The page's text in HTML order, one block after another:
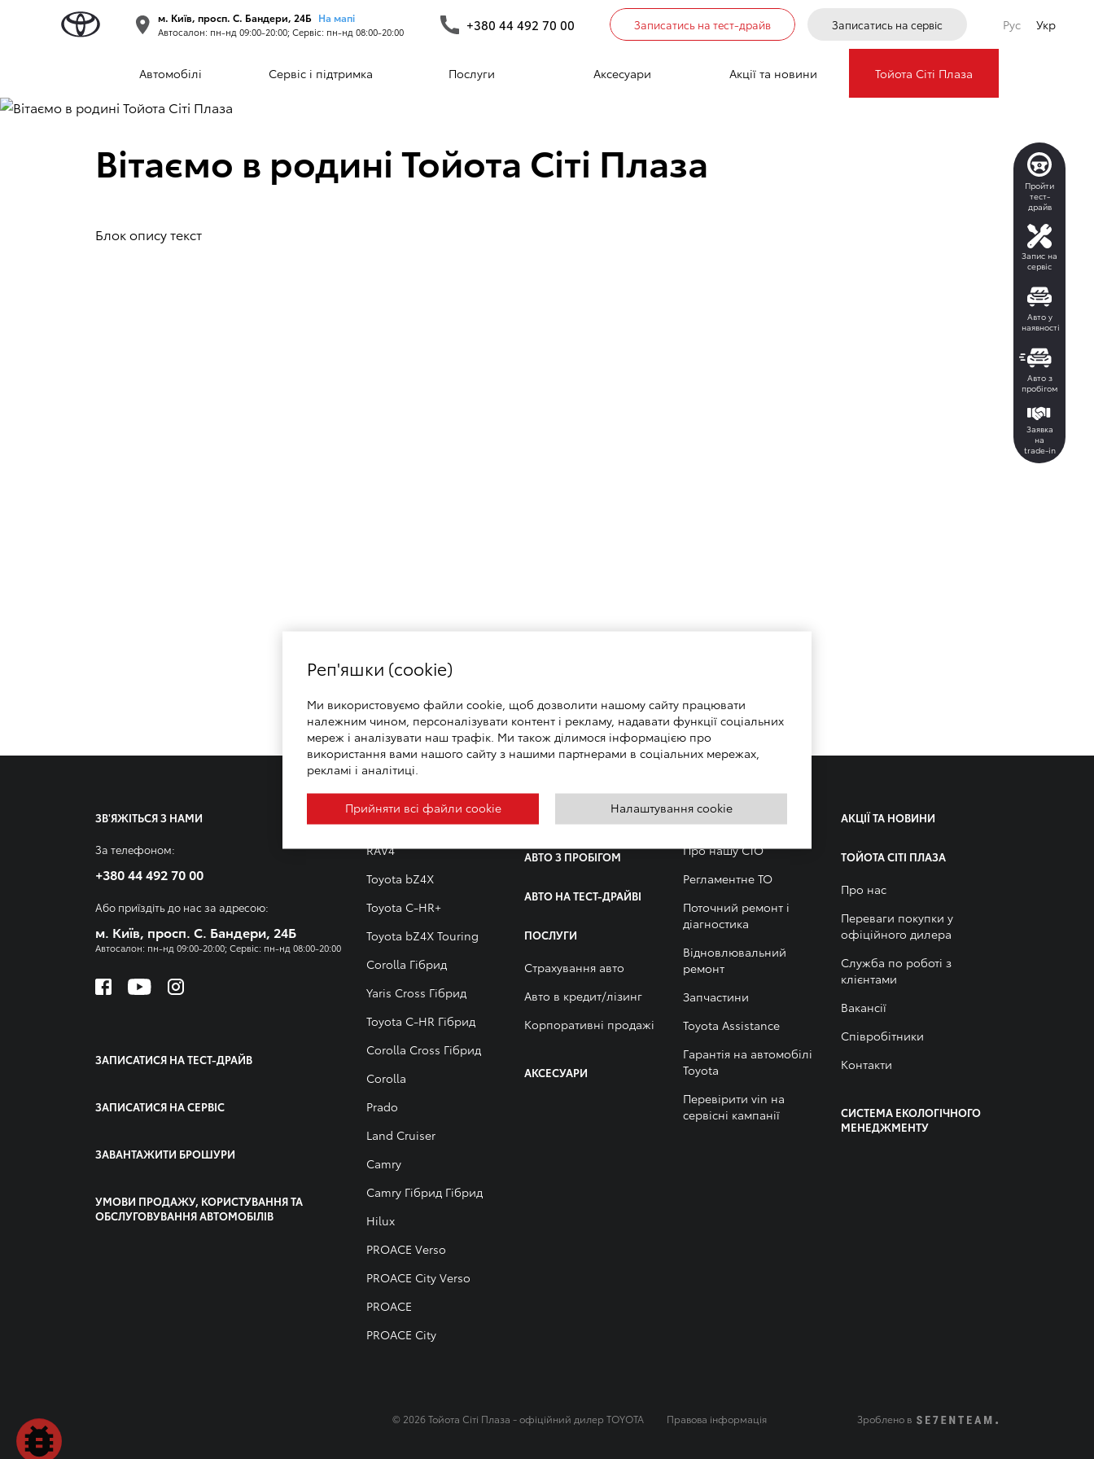
м. Київ, просп. С. Бандери, 24Б На мапі
Автосалон: пн-нд 09:00-20:00; Сервіс: пн-нд 08:00-20:00 +380 44 492 70 00 Записатись на тест-драйв Записатись на сервіс Рус Укр
Автомобілі Сервіс і підтримка Послуги Аксесуари Акції та новини Тойота Сіті Плаза
Пройти
тест-
драйв
Запис на
сервіс
Авто у
наявності
Авто з
пробігом
Заявка
на
trade-in
Вітаємо в родині Тойота Сіті Плаза
Блок опису текст
ЗВ'ЯЖІТЬСЯ З НАМИ
За телефоном:
+380 44 492 70 00
Або приїздіть до нас за адресою:
м. Київ, просп. С. Бандери, 24Б
Автосалон: пн-нд 09:00-20:00; Сервіс: пн-нд 08:00-20:00
ЗАПИСАТИСЯ НА ТЕСТ-ДРАЙВ
ЗАПИСАТИСЯ НА СЕРВІС
ЗАВАНТАЖИТИ БРОШУРИ
УМОВИ ПРОДАЖУ, КОРИСТУВАННЯ ТА
ОБСЛУГОВУВАННЯ АВТОМОБІЛІВ
МОДЕЛЬНИЙ РЯД
RAV4
Toyota bZ4X
Toyota C-HR+
Toyota bZ4X Touring
Corolla Гібрид
Yaris Cross Гібрид
Toyota C-HR Гібрид
Corolla Cross Гібрид
Corolla
Prado
Land Cruiser
Camry
Camry Гібрид Гібрид
Hilux
PROACE Verso
PROACE City Verso
PROACE
PROACE City
АВТО В НАЯВНОСТІ
АВТО З ПРОБІГОМ
АВТО НА ТЕСТ-ДРАЙВІ
ПОСЛУГИ
Страхування авто
Авто в кредит/лізинг
Корпоративні продажі
АКСЕСУАРИ
СЕРВІС І ПІДТРИМКА
Про нашу СТО
Регламентне ТО
Поточний ремонт і
діагностика
Відновлювальний
ремонт
Запчастини
Toyota Assistance
Гарантія на автомобілі
Тоyota
Перевірити vin на
сервісні кампанії
АКЦІЇ ТА НОВИНИ
ТОЙОТА СІТІ ПЛАЗА
Про нас
Переваги покупки у
офіційного дилера
Служба по роботі з
клієнтами
Вакансії
Співробітники
Контакти
СИСТЕМА ЕКОЛОГІЧНОГО
МЕНЕДЖМЕНТУ
© 2026 Тойота Сіті Плаза - офіційний дилер TOYOTA Правова інформація Зроблено в
Реп'яшки (cookie)
Ми використовуємо файли cookie, щоб дозволити нашому сайту працювати
належним чином, персоналізувати контент і рекламу, надавати функції соціальних
мереж і аналізувати наш трафік. Ми також ділимося інформацією про
використання вами нашого сайту з нашими партнерами в соціальних мережах,
рекламі і аналітиці.
Прийняти всі файли сookie Налаштування cookie